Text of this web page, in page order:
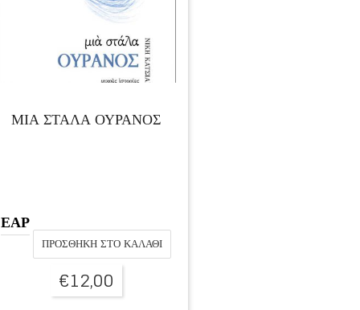
ΜΙΑ ΣΤΑΛΑ ΟΥΡΑΝΟΣ
ΕΑΡ
ΠΡΟΣΘΉΚΗ ΣΤΟ ΚΑΛΆΘΙ
€12,00